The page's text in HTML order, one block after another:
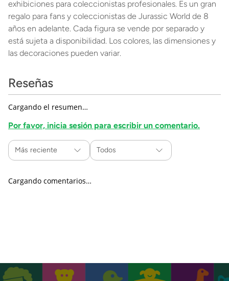
exhibiciones para coleccionistas profesionales. Es un gran
regalo para fans y coleccionistas de Jurassic World de 8
años en adelante. Cada figura se vende por separado y
está sujeta a disponibilidad. Los colores, las dimensiones y
las decoraciones pueden variar.
Reseñas
Cargando el resumen…
Por favor, inicia sesión para escribir un comentario.
Más reciente Todos
Cargando comentarios…